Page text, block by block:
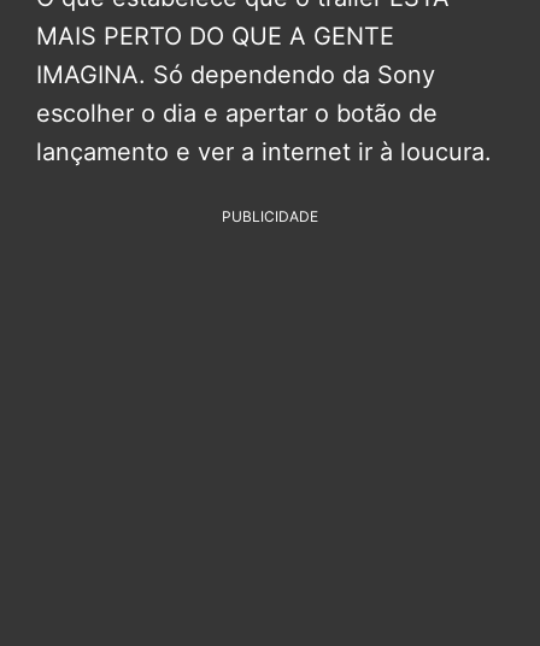
MAIS PERTO DO QUE A GENTE
IMAGINA. Só dependendo da Sony
escolher o dia e apertar o botão de
lançamento e ver a internet ir à loucura.
PUBLICIDADE